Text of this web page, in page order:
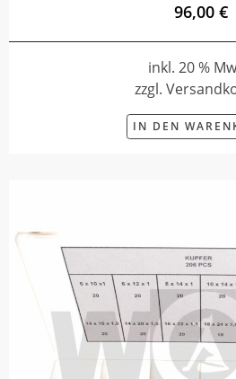
96,00 €
inkl. 20 %
zzgl.
IN DEN